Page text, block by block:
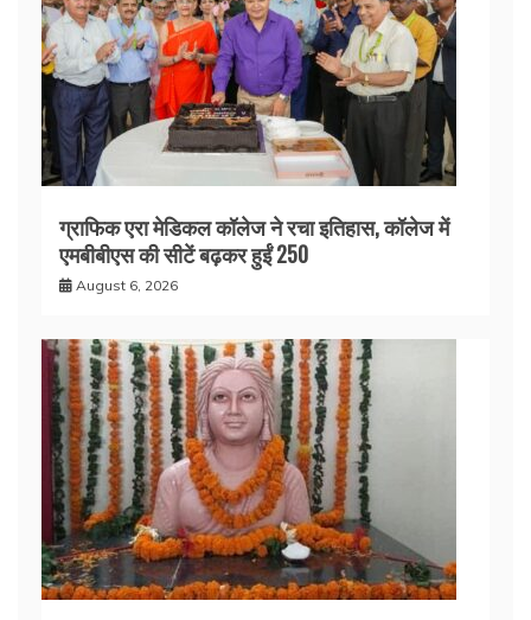
ग्राफिक एरा मेडिकल कॉलेज ने रचा इतिहास, कॉलेज में
एमबीबीएस की सीटें बढ़कर हुईं 250
August 6, 2026